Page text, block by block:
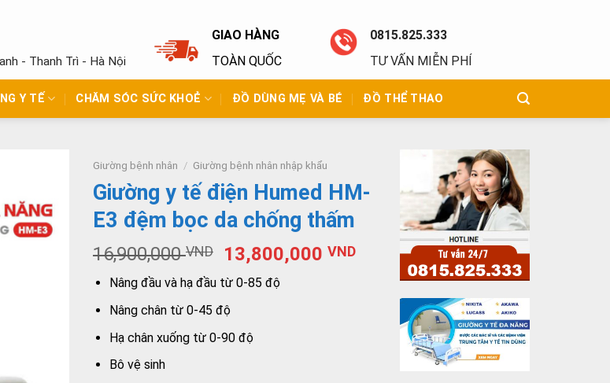
- Thanh Trì - Hà Nội
GIAO HÀNG
TOÀN QUỐC
0815.825.333
TƯ VẤN MIỄN PHÍ
Y TẾ CHĂM SÓC SỨC KHOẺ ĐỒ DÙNG MẸ VÀ BÉ ĐỒ THỂ THAO
Giường bệnh nhân / Giường bệnh nhân nhập khẩu
Giường y tế điện Humed HM-
E3 đệm bọc da chống thấm
16,900,000VND 13,800,000VND
Nâng đầu và hạ đầu từ 0-85 độ
Nâng chân từ 0-45 độ
Hạ chân xuống từ 0-90 độ
Bô vệ sinh